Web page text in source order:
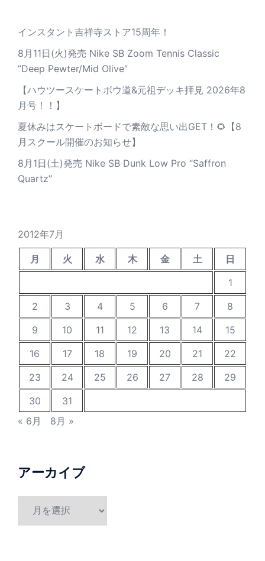
インスタント吉祥寺ストア15周年！
8月11日(火)発売 Nike SB Zoom Tennis Classic
”Deep Pewter/Mid Olive”
【ハウツースケートボウ道&元祖デッキ拝見 2026年8
月号！！】
夏休みはスケートボードで素敵な思い出GET！🌻【8
月スクール開催のお知らせ】
8月1日(土)発売 Nike SB Dunk Low Pro “Saffron
Quartz”
2012年7月
月 火 水 木 金 土
日
1
2
3 4 5 6 7
8
9
10 11 12 13 14
15
16
17 18 19 20 21
22
23
24 25 26 27 28
29
30
31
« 6月
8月 »
アーカイブ